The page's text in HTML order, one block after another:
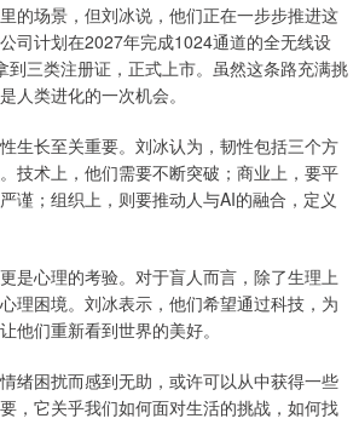
的场景，但刘冰说，他们正在一步步推进这
司计划在2027年完成1024通道的全无线设
到三类注册证，正式上市。虽然这条路充满挑
人类进化的一次机会。
生长至关重要。刘冰认为，韧性包括三个方
技术上，他们需要不断突破；商业上，要平
谨；组织上，则要推动人与AI的融合，定义
是心理的考验。对于盲人而言，除了生理上
理困境。刘冰表示，他们希望通过科技，为
他们重新看到世界的美好。
绪困扰而感到无助，或许可以从中获得一些
，它关乎我们如何面对生活的挑战，如何找